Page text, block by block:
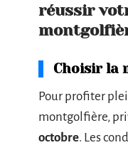
réussir
Choisir la
Pour profiter
montgolfière,
octobre. Les